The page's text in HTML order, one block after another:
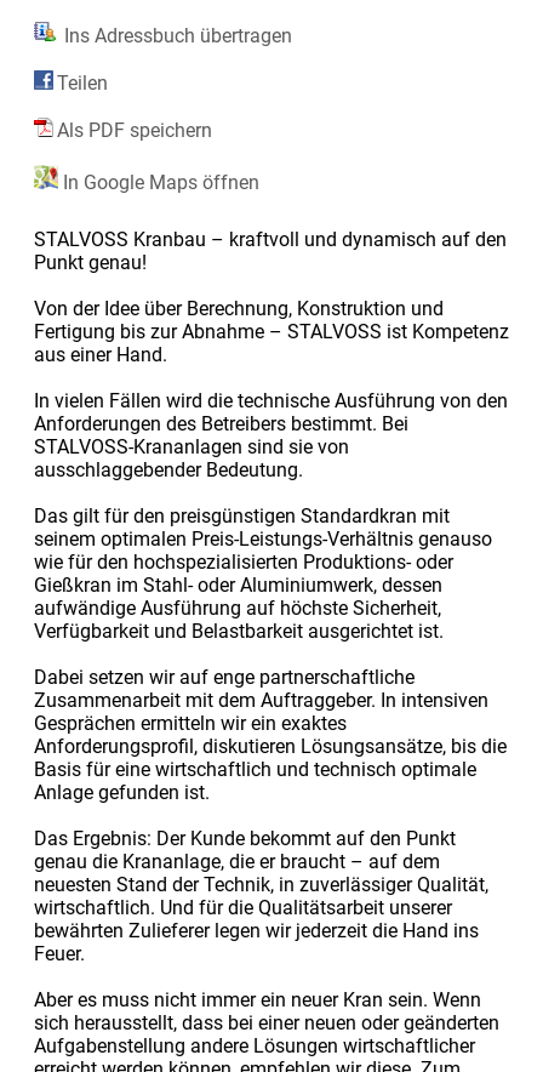
Ins Adressbuch übertragen
Teilen
Als PDF speichern
In Google Maps öffnen
STALVOSS Kranbau – kraftvoll und dynamisch auf den
Punkt genau!
Von der Idee über Berechnung, Konstruktion und
Fertigung bis zur Abnahme – STALVOSS ist Kompetenz
aus einer Hand.
In vielen Fällen wird die technische Ausführung von den
Anforderungen des Betreibers bestimmt. Bei
STALVOSS-Krananlagen sind sie von
ausschlaggebender Bedeutung.
Das gilt für den preisgünstigen Standardkran mit
seinem optimalen Preis-Leistungs-Verhältnis genauso
wie für den hochspezialisierten Produktions- oder
Gießkran im Stahl- oder Aluminiumwerk, dessen
aufwändige Ausführung auf höchste Sicherheit,
Verfügbarkeit und Belastbarkeit ausgerichtet ist.
Dabei setzen wir auf enge partnerschaftliche
Zusammenarbeit mit dem Auftraggeber. In intensiven
Gesprächen ermitteln wir ein exaktes
Anforderungsprofil, diskutieren Lösungsansätze, bis die
Basis für eine wirtschaftlich und technisch optimale
Anlage gefunden ist.
Das Ergebnis: Der Kunde bekommt auf den Punkt
genau die Krananlage, die er braucht – auf dem
neuesten Stand der Technik, in zuverlässiger Qualität,
wirtschaftlich. Und für die Qualitätsarbeit unserer
bewährten Zulieferer legen wir jederzeit die Hand ins
Feuer.
Aber es muss nicht immer ein neuer Kran sein. Wenn
sich herausstellt, dass bei einer neuen oder geänderten
Aufgabenstellung andere Lösungen wirtschaftlicher